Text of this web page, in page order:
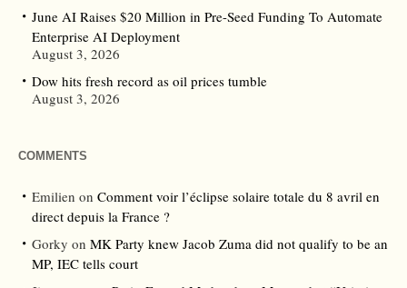
June AI Raises $20 Million in Pre-Seed Funding To Automate
Enterprise AI Deployment
August 3, 2026
Dow hits fresh record as oil prices tumble
August 3, 2026
COMMENTS
Emilien on Comment voir l’éclipse solaire totale du 8 avril en
direct depuis la France ?
Gorky on MK Party knew Jacob Zuma did not qualify to be an
MP, IEC tells court